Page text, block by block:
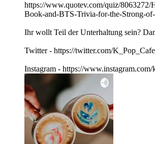
https://www.quotev.com/quiz/8063272/
Book-and-BTS-Trivia-for-the-Strong-
Ihr wollt Teil der Unterhaltung sein?
Twitter - https://twitter.com/K_Pop_Cafe_
Instagram - https://www.instagram.com/